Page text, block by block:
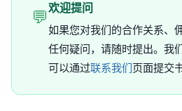
💬欢迎提问
如果您对我们的合作关系、
任何疑问，请随时提出。我
可以通过联系我们页面提交